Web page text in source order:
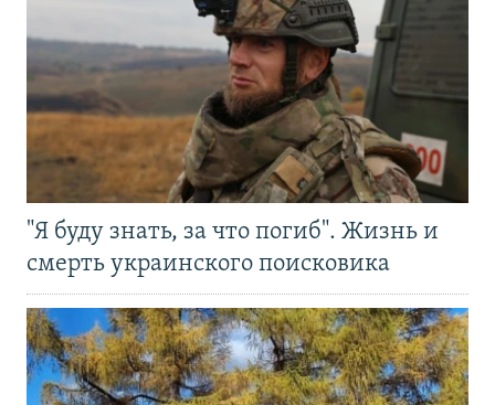
"Я буду знать, за что погиб". Жизнь и
смерть украинского поисковика